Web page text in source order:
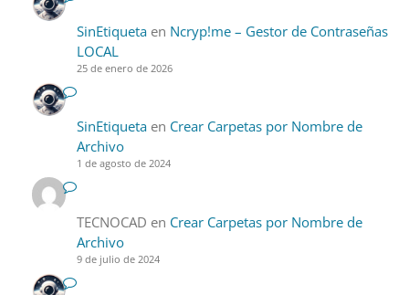
SinEtiquetaen Ncryp!me – Gestor de Contraseñas
LOCAL
25 de enero de 2026
SinEtiquetaen Crear Carpetas por Nombre de
Archivo
1 de agosto de 2024
TECNOCAD en Crear Carpetas por Nombre de
Archivo
9 de julio de 2024